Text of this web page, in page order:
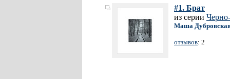
#1. Брат
из серии
Маша
отзывов: 2